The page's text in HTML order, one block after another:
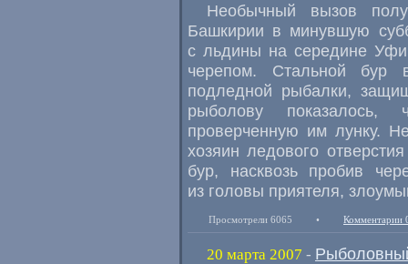
Необычный вызов
Башкирии в минувшую
с льдины на середине
черепом. Стальной бур
подледной рыбалки,
рыболову
проверченную им лунку.
хозяин ледового
бур, насквозь пробив
из головы приятеля,
Просмотрели 6065 • Комментарии
20 марта 2007 -